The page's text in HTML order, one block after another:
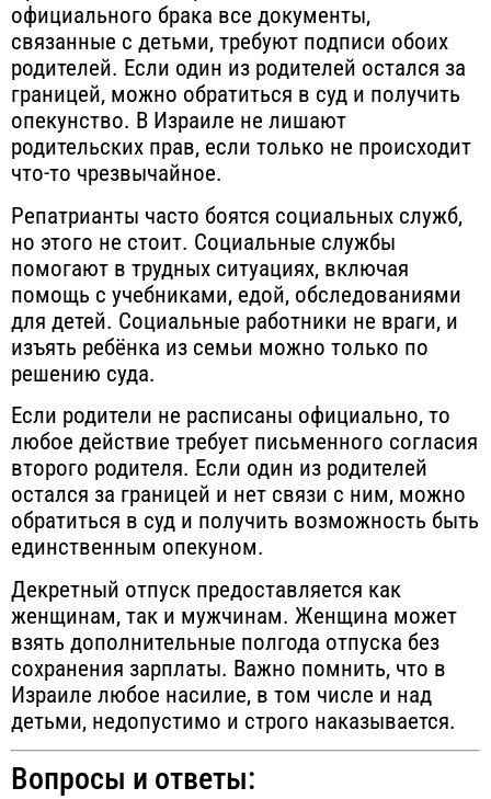
официального брака все документы,
связанные с детьми, требуют подписи обоих
родителей. Если один из родителей остался за
границей, можно обратиться в суд и получить
опекунство. В Израиле не лишают
родительских прав, если только не происходит
что-то чрезвычайное.
Репатрианты часто боятся социальных служб,
но этого не стоит. Социальные службы
помогают в трудных ситуациях, включая
помощь с учебниками, едой, обследованиями
для детей. Социальные работники не враги, и
изъять ребёнка из семьи можно только по
решению суда.
Если родители не расписаны официально, то
любое действие требует письменного согласия
второго родителя. Если один из родителей
остался за границей и нет связи с ним, можно
обратиться в суд и получить возможность быть
единственным опекуном.
Декретный отпуск предоставляется как
женщинам, так и мужчинам. Женщина может
взять дополнительные полгода отпуска без
сохранения зарплаты. Важно помнить, что в
Израиле любое насилие, в том числе и над
детьми, недопустимо и строго наказывается.
Вопросы и ответы: